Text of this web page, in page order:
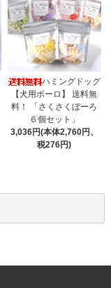
ハミングドッグ
【犬用ボーロ】 送料無
料！ 「さくさくぼーろ
６個セット」
3,036円(本体2,760円、
税276円)